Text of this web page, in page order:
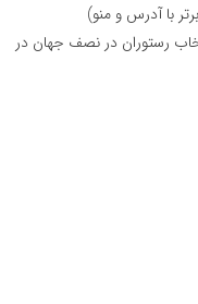
رستوران در نصف جهان در